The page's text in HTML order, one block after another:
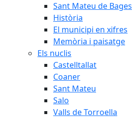
Sant Mateu de Bages
Història
El municipi en xifres
Memòria i paisatge
Els nuclis
Castelltallat
Coaner
Sant Mateu
Salo
Valls de Torroella